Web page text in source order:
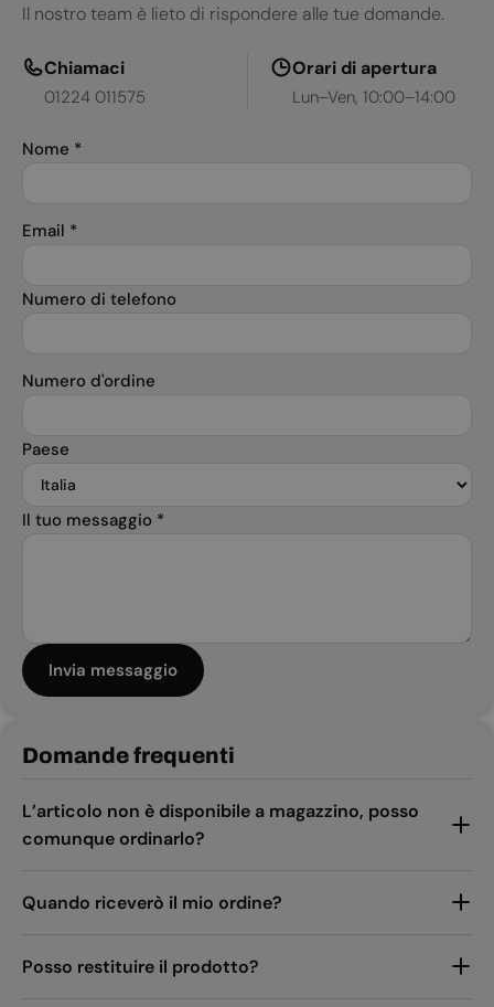
Il nostro team è lieto di rispondere alle tue domande.
Chiamaci
01224 011575
Orari di apertura
Lun–Ven, 10:00–14:00
Nome *
Email *
Numero di telefono
Numero d'ordine
Paese
Il tuo messaggio *
Invia messaggio
Domande frequenti
L’articolo non è disponibile a magazzino, posso
comunque ordinarlo?
Quando riceverò il mio ordine?
Posso restituire il prodotto?